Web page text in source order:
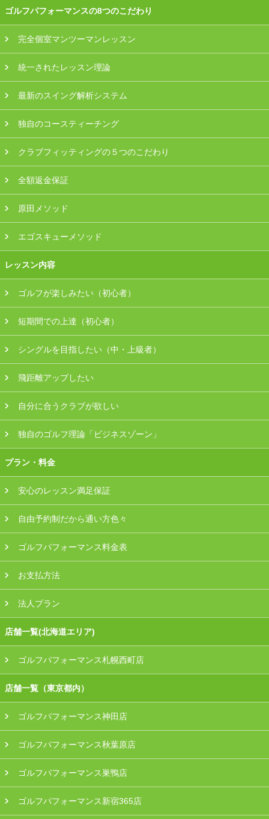
店舗一覧
関東（神奈川・埼玉・千葉）
中部（静岡・愛知）
関西（大阪・兵庫・滋賀）
受講生の声
よくある質問
採用情報
会員様ログイン
ゴルフパフォーマンスの8つのこだわり
完全個室マンツーマンレッスン
統一されたレッスン理論
最新のスイング解析システム
独自のコースティーチング
クラブフィッティングの５つのこだわり
全額返金保証
原田メソッド
エゴスキューメソッド
レッスン内容
ゴルフが楽しみたい（初心者）
短期間での上達（初心者）
シングルを目指したい（中・上級者）
飛距離アップしたい
自分に合うクラブが欲しい
独自のゴルフ理論「ビジネスゾーン」
プラン・料金
安心のレッスン満足保証
自由予約制だから通い方色々
ゴルフパフォーマンス料金表
お支払方法
法人プラン
店舗一覧(北海道エリア)
ゴルフパフォーマンス札幌西町店
店舗一覧（東京都内）
ゴルフパフォーマンス神田店
ゴルフパフォーマンス秋葉原店
ゴルフパフォーマンス巣鴨店
ゴルフパフォーマンス新宿365店